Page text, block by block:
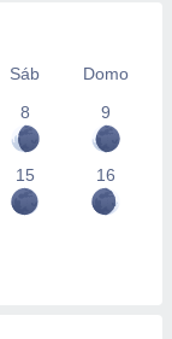
Sáb
Domo
8 9
15 16